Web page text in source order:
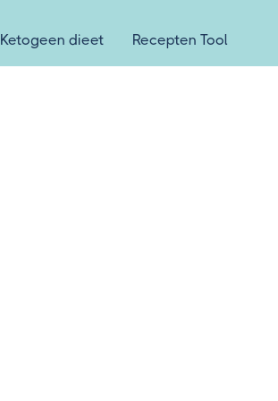
Ketogeen dieet Recepten Tool